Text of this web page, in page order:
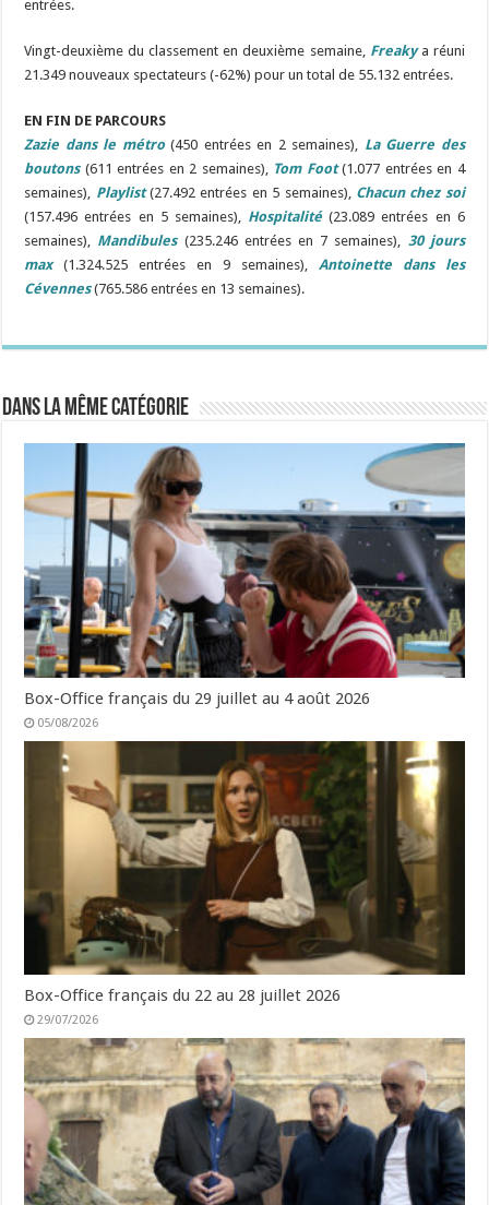
entrées.
Vingt-deuxième du classement en deuxième semaine, Freakya réuni
21.349 nouveaux spectateurs (-62%) pour un total de 55.132 entrées.
EN FIN DE PARCOURS
Zazie dans le métro (450 entrées en 2 semaines),
La Guerre des
boutons(611 entrées en 2 semaines), Tom Foot (1.077 entrées en 4
semaines), Playlist (27.492 entrées en 5 semaines), Chacun chez soi
(157.496 entrées en 5 semaines), Hospitalité (23.089 entrées en 6
semaines), Mandibules (235.246 entrées en 7 semaines), 30 jours
max
(1.324.525 entrées en 9 semaines), Antoinette dans les
Cévennes (765.586 entrées en 13 semaines).
Dans la même catégorie
Box-Office français du 29 juillet au 4 août 2026
05/08/2026
Box-Office français du 22 au 28 juillet 2026
29/07/2026